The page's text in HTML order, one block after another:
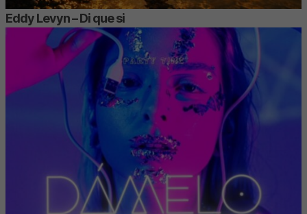
Eddy Levyn – Di que si